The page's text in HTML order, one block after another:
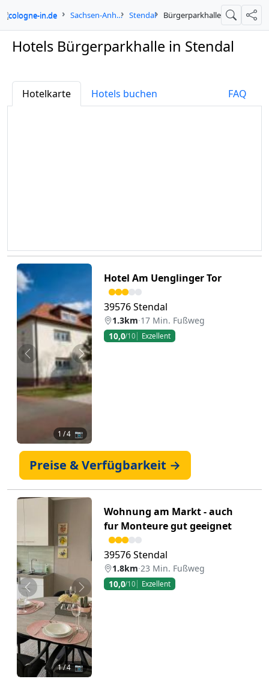
cologne-in.de Sachsen-Anhalt Stendal Bürgerparkhalle Suche
Hotels Bürgerparkhalle in Stendal
Hotelkarte Hotels buchen FAQ
Zurück Weiter
1 / 4 📷
Hotel Am Uenglinger Tor
39576 Stendal
1.3km·17 Min. Fußweg
10,0/10 Exzellent
Preise & Verfügbarkeit →
Zurück Weiter
1/ 4 📷
Wohnung am Markt - auch
fur Monteure gut geeignet
39576 Stendal
1.8km·23 Min. Fußweg
10,0/10 Exzellent